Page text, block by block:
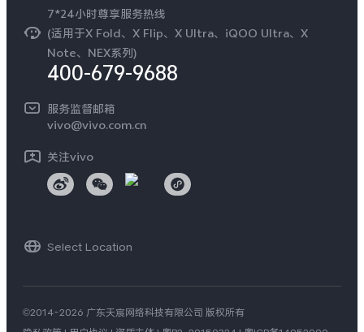
安全公告
Log还原LUTs下载
vivo 办公套件
无线电发射设备销售备案
可持续发展
vivo 蔡司影像
开发者社区
7*24小时尊享服务热线
(适用于X Fold、X Flip、X Ultra、iQOO Ultra、X
Note、NEX系列)
400-679-9688
服务监督邮箱
vivo@vivo.com.cn
关注vivo
Select Location
©2014-2026 广东天宸网络科技有限公司 版权所有